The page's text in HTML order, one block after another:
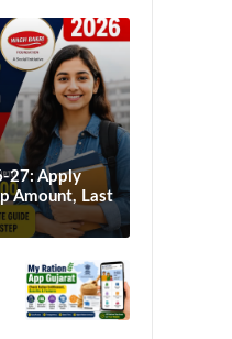
27: Apply
Amount, Last